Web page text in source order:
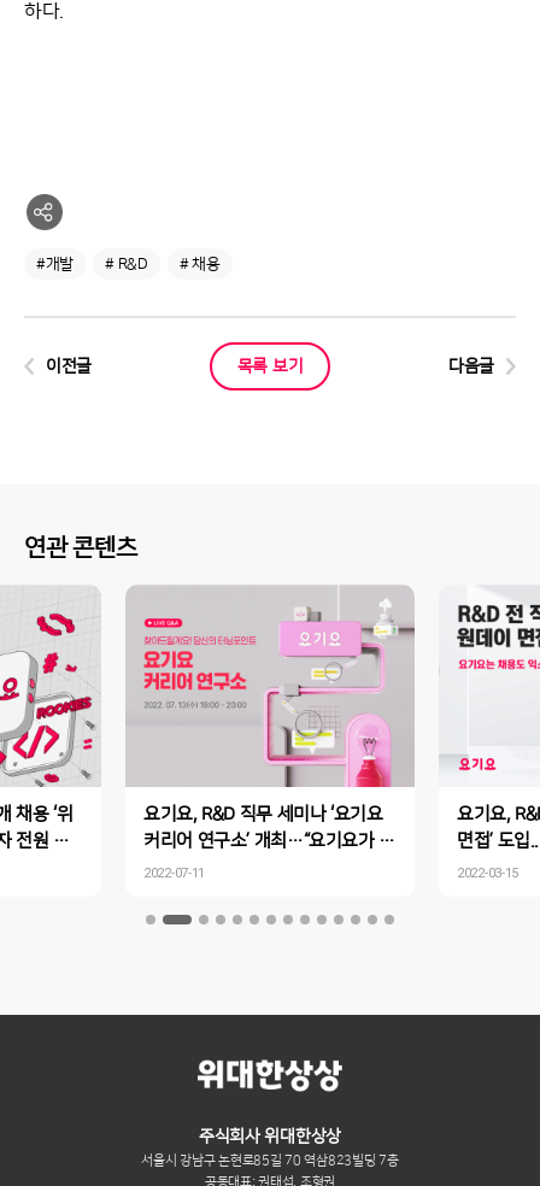
하다.
#개발 # R&D # 채용
이전글 목록 보기 다음글
연관 콘텐츠
채용 ‘위
전원 코
요기요, R&D 직무 세미나 ‘요기요
커리어 연구소’ 개최…“요기요가 커
리어 빛낼 찰떡궁합 직무 찾아드려
2022-07-11
요기요,
면접’ 도입
프레스”
2022-03-15
주식회사 위대한상상
서울시 강남구 논현로85길 70 역삼823빌딩 7층
공동대표: 권태섭, 조형권